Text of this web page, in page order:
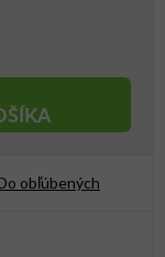
obľúbených